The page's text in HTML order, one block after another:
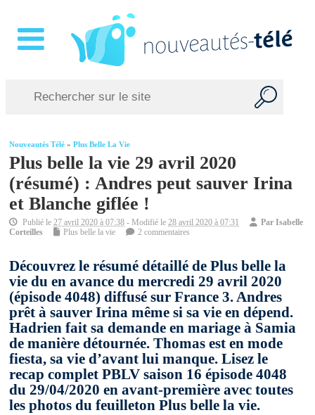
Nouveautés Télé »Plus Belle La Vie
Plus belle la vie 29 avril 2020
(résumé) : Andres peut sauver Irina
et Blanche giflée !
Publié le27 avril 2020 à 07:38 - Modifié le28 avril 2020 à 07:31 ParIsabelle
Corteilles
Plus belle la vie 2 commentaires
Découvrez le résumé détaillé de Plus belle la
vie du en avance du mercredi 29 avril 2020
(épisode 4048) diffusé sur France 3. Andres
prêt à sauver Irina même si sa vie en dépend.
Hadrien fait sa demande en mariage à Samia
de manière détournée. Thomas est en mode
fiesta, sa vie d’avant lui manque. Lisez le
recap complet PBLV saison 16 épisode 4048
du 29/04/2020 en avant-première avec toutes
les photos du feuilleton Plus belle la vie.